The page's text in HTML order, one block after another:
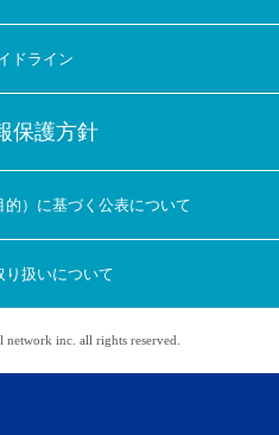
てみませんか
ドライン
保護方針
）に基づく公表について
り扱いについて
inc. all rights reserved.